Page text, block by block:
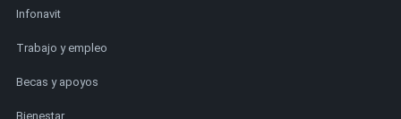
Infonavit
Trabajo y empleo
Becas y apoyos
Bienestar